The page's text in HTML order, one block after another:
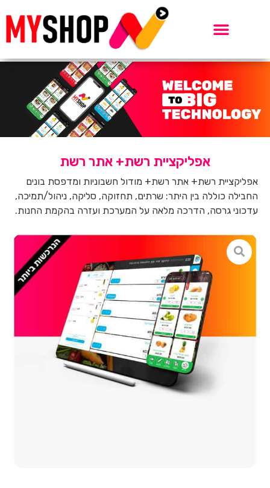
אפליקציית רשת+ אתר רשת
אפליקציית רשת+ אתר רשת+ מודול חשבוניות ומדפסת בונים
החבילה כוללה בין היתר: שרתים, תחזוקה, סליקה, ניהול/תמיכה,
עדכוני גרסה, הדרכה מלאה על המערכת ועזרה בהקמת החנות.